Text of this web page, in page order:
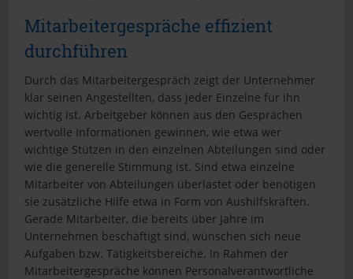
Mitarbeitergespräche effizient
durchführen
Durch das Mitarbeitergespräch zeigt der Unternehmer
klar seinen Angestellten, dass jeder Einzelne für ihn
wichtig ist. Arbeitgeber können aus den Gesprächen
wertvolle Informationen gewinnen, wie etwa wer
wichtige Stützen in den einzelnen Abteilungen sind oder
wie die generelle Stimmung ist. Sind etwa einzelne
Mitarbeiter von Abteilungen überlastet oder benötigen
sie zusätzliche Hilfe etwa in Form von Aushilfskräften.
Gerade Mitarbeiter, die bereits über Jahre im
Unternehmen beschäftigt sind, wünschen sich neue
Aufgaben bzw. Tätigkeitsbereiche. In Rahmen der
Mitarbeitergespräche können Personalverantwortliche